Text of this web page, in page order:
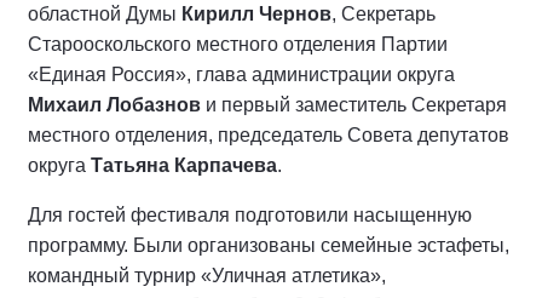
областной Думы Кирилл Чернов, Секретарь
Старооскольского местного отделения Партии
«Единая Россия», глава администрации округа
Михаил Лобазнов и первый заместитель Секретаря
местного отделения, председатель Совета депутатов
округа Татьяна Карпачева.
Для гостей фестиваля подготовили насыщенную
программу. Были организованы семейные эстафеты,
командный турнир «Уличная атлетика»,